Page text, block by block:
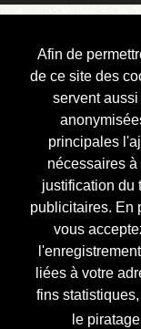
Afin de
de ce site des
servent
principales
nécessaires
justification du
publicitaires. En
vous
liées à votre
fins
le
Courbis,
Blog
Bienvenue
Réalisations
Divers (et d’été)
Annonces
Liens externes
Téléchargement